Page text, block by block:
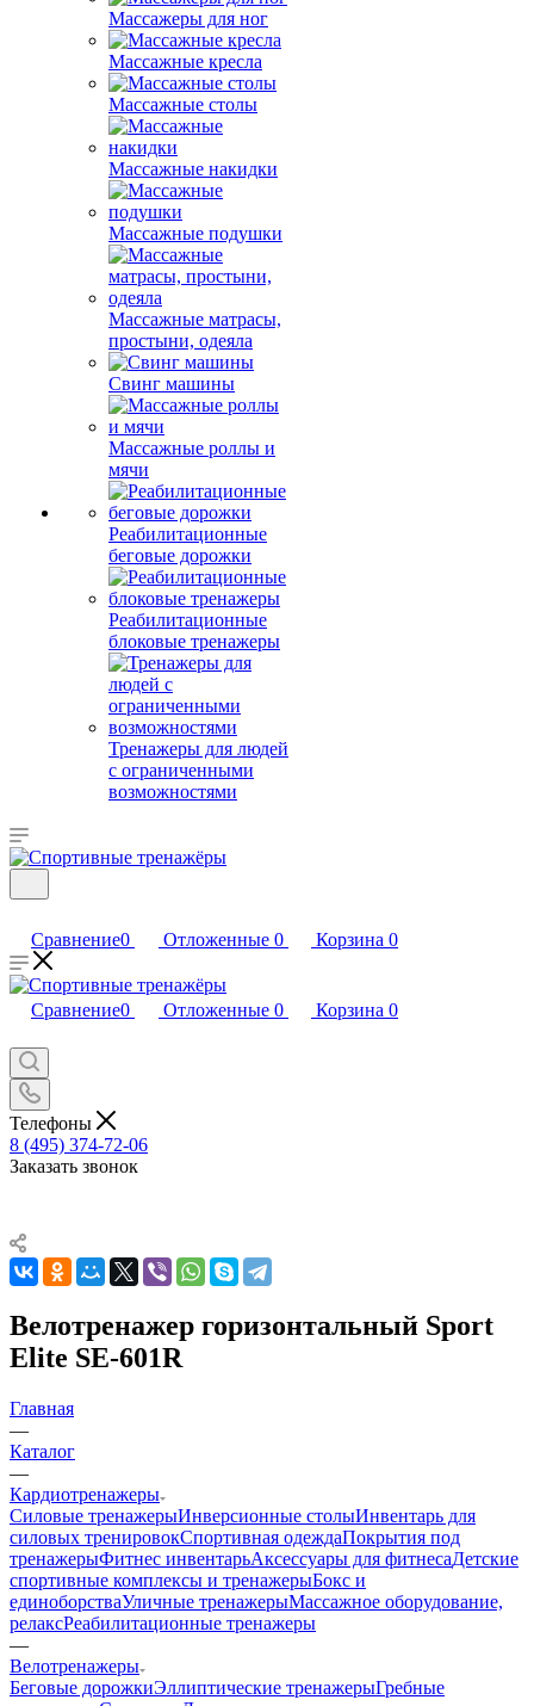
Массажеры для ног
Массажные кресла
Массажные столы
Массажные накидки
Массажные подушки
Массажные матрасы,
простыни, одеяла
Свинг машины
Массажные роллы и
мячи
Реабилитационные
беговые дорожки
Реабилитационные
блоковые тренажеры
Тренажеры для людей
с ограниченными
возможностями
Сравнение0 Отложенные 0 Корзина 0
Сравнение0 Отложенные 0 Корзина 0
Телефоны
8 (495) 374-72-06
Заказать звонок
Велотренажер горизонтальный Sport
Elite SE-601R
Главная
—
Каталог
—
Кардиотренажеры
Силовые тренажерыИнверсионные столыИнвентарь для
силовых тренировокСпортивная одеждаПокрытия под
тренажерыФитнес инвентарьАксессуары для фитнесаДетские
спортивные комплексы и тренажерыБокс и
единоборстваУличные тренажерыМассажное оборудование,
релаксРеабилитационные тренажеры
—
Велотренажеры
Беговые дорожкиЭллиптические тренажерыГребные